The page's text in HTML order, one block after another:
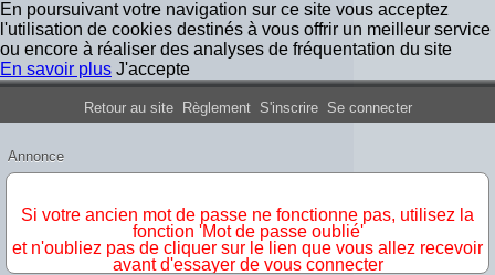
En poursuivant votre navigation sur ce site vous acceptez
l'utilisation de cookies destinés à vous offrir un meilleur service
ou encore à réaliser des analyses de fréquentation du site
En savoir plus J'accepte
Forum Iron Maiden France
Retour au site Règlement S'inscrire Se connecter
Annonce
Si votre ancien mot de passe ne fonctionne pas, utilisez la
fonction 'Mot de passe oublié'
et n'oubliez pas de cliquer sur le lien que vous allez recevoir
avant d'essayer de vous connecter